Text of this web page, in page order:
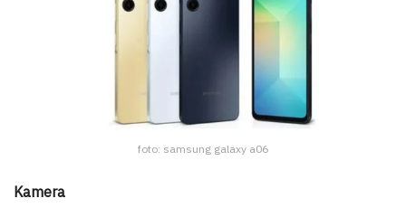
foto: samsung galaxy a06
Kamera